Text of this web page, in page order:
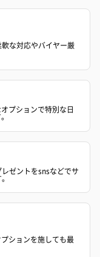
ップ
今治タオルケ
ンドタオル・
け可能日が通常より
な対応やバイヤー厳
プションで特別な日
ゼントをsnsなどでサ
ションを施しても最